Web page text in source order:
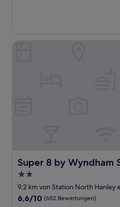
Super 8 by Wyndham
Super 8 by Wyndham St.
2.0-
Sterne-
Unterkunft
9,2 km von Station North Hanley
6.6
6,6/10 (652 Bewertungen)